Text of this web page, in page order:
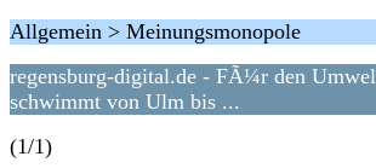
Allgemein > Meinungsmonopole
regensburg-digital.de - FÃ¼r den
schwimmt von Ulm bis ...
(1/1)